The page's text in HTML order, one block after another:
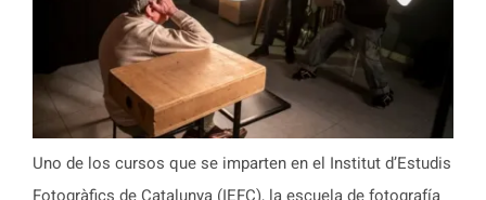
Uno de los cursos que se imparten en el Institut d’Estudis
Fotogràfics de Catalunya (IEFC), la escuela de fotografía